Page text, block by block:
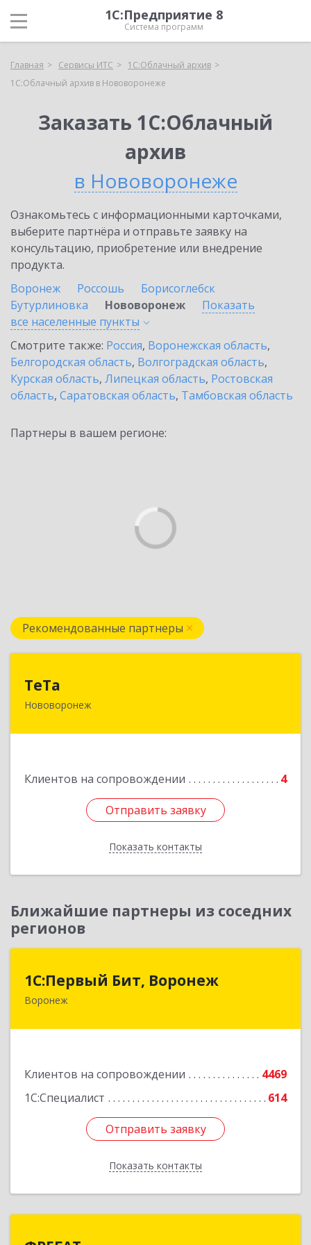
1С:Предприятие 8
Система программ
Главная Сервисы ИТС
1С:Облачный архив
1С:Облачный архив в Нововоронеже
Заказать 1С:Облачный
архив
в Нововоронеже
Ознакомьтесь с информационными карточками,
выберите партнёра и отправьте заявку на
консультацию, приобретение или внедрение
продукта.
Воронеж
Россошь
Борисоглебск
Бутурлиновка
Нововоронеж
Показать
все населенные пункты
Смотрите также: Россия, Воронежская область,
Белгородская область, Волгоградская область,
Курская область, Липецкая область, Ростовская
область, Саратовская область, Тамбовская область
Партнеры в вашем регионе:
Рекомендованные партнеры
ТеТа
Нововоронеж
Клиентов на сопровождении 4
Отправить заявку
Показать контакты
396 073, Нововоронеж г, а/я, дом № 30
Отправить заявку
Назад
Ближайшие партнеры из соседних
регионов
1С:Первый Бит, Воронеж
Воронеж
Клиентов на сопровождении
4469
1С:Специалист
614
Отправить заявку
Показать контакты
1С:Первый Бит, Воронеж
394006, Воронежская обл, Воронеж г, 20-летия
Отправить заявку
Назад